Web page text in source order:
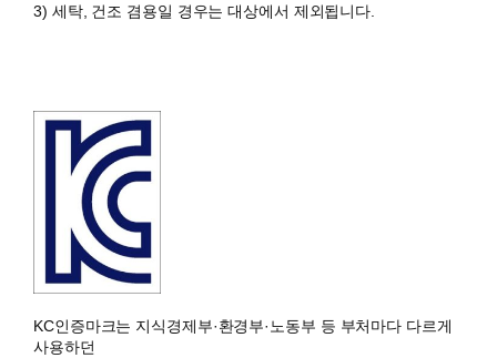
3) 세탁, 건조 겸용일 경우는 대상에서 제외됩니다.
KC인증마크는 지식경제부·환경부·노동부 등 부처마다 다르게
사용하던